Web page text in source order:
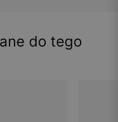
do tego